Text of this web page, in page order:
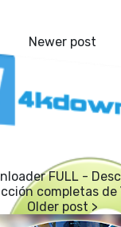
FULL -
completas de